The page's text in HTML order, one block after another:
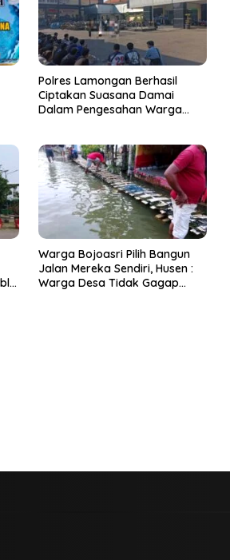
Polres Lamongan Berhasil
Ciptakan Suasana Damai
Dalam Pengesahan Warga
Warga Bojoasri Pilih Bangun
Jalan Mereka Sendiri, Husen :
Warga Desa Tidak Gagap